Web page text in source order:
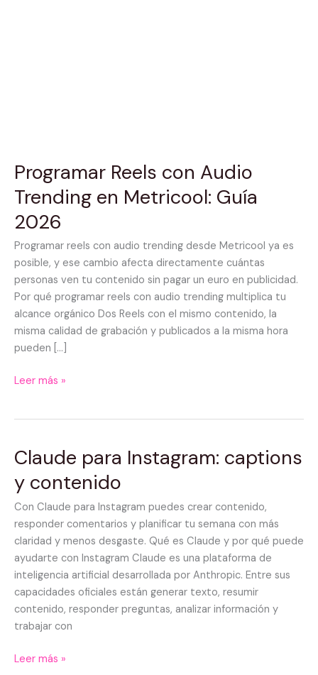
Programar Reels con Audio
Trending en Metricool: Guía
2026
Programar reels con audio trending desde Metricool ya es
posible, y ese cambio afecta directamente cuántas
personas ven tu contenido sin pagar un euro en publicidad.
Por qué programar reels con audio trending multiplica tu
alcance orgánico Dos Reels con el mismo contenido, la
misma calidad de grabación y publicados a la misma hora
pueden […]
Leer más »
Claude para Instagram: captions
y contenido
Con Claude para Instagram puedes crear contenido,
responder comentarios y planificar tu semana con más
claridad y menos desgaste. Qué es Claude y por qué puede
ayudarte con Instagram Claude es una plataforma de
inteligencia artificial desarrollada por Anthropic. Entre sus
capacidades oficiales están generar texto, resumir
contenido, responder preguntas, analizar información y
trabajar con
Claude
Instagram:
captions
y
contenido
Leer más »